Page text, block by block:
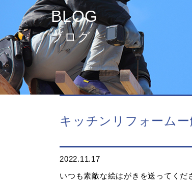
BLOG
ブログ
キッチンリフォームー
2022.11.17
いつも素敵な絵はがきを送ってくだ